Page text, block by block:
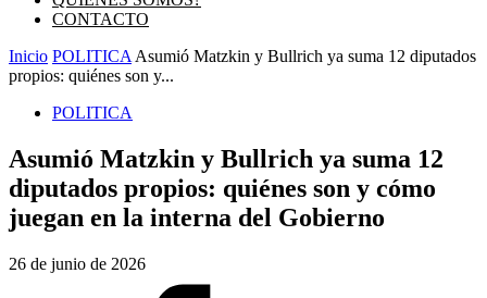
CONTACTO
Inicio POLITICA Asumió Matzkin y Bullrich ya suma 12 diputados
propios: quiénes son y...
POLITICA
Asumió Matzkin y Bullrich ya suma 12
diputados propios: quiénes son y cómo
juegan en la interna del Gobierno
26 de junio de 2026